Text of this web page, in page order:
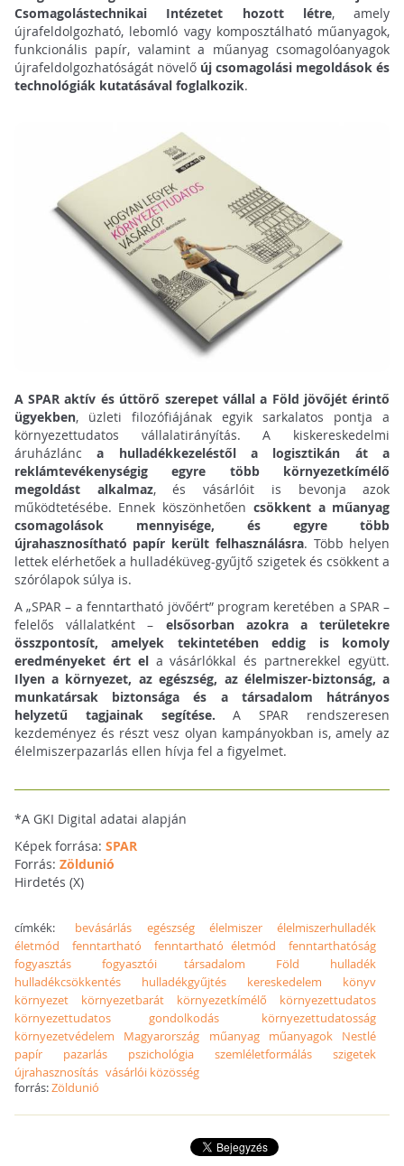
Csomagolástechnikai Intézetet hozott létre, amely
újrafeldolgozható, lebomló vagy komposztálható műanyagok,
funkcionális papír, valamint a műanyag csomagolóanyagok
újrafeldolgozhatóságát növelő új csomagolási megoldások és
technológiák kutatásával foglalkozik.
A SPAR aktív és úttörő szerepet vállal a Föld jövőjét érintő
ügyekben, üzleti filozófiájának egyik sarkalatos pontja a
környezettudatos vállalatirányítás. A kiskereskedelmi
áruházlánca hulladékkezeléstől a logisztikán át a
reklámtevékenységig egyre több környezetkímélő
megoldást alkalmaz, és vásárlóit is bevonja azok
működtetésébe. Ennek köszönhetően csökkent a műanyag
csomagolások mennyisége, és egyre több
újrahasznosítható papír került felhasználásra. Több helyen
lettek elérhetőek a hulladéküveg-gyűjtő szigetek és csökkent a
szórólapok súlya is.
A „SPAR – a fenntartható jövőért” program keretében a SPAR –
felelős vállalatként – elsősorban azokra a területekre
összpontosít, amelyek tekintetében eddig is komoly
eredményeket ért ela vásárlókkal és partnerekkel együtt.
Ilyen a környezet, az egészség, az élelmiszer-biztonság, a
munkatársak biztonsága és a társadalom hátrányos
helyzetű tagjainak segítése. A SPAR rendszeresen
kezdeményez és részt vesz olyan kampányokban is, amely az
élelmiszerpazarlás ellen hívja fel a figyelmet.
*A GKI Digital adatai alapján
Képek forrása: SPAR
Forrás: Zöldunió
Hirdetés (X)
címkék: bevásárlás egészség élelmiszer
élelmiszerhulladék
életmód
fenntartható fenntartható életmód
fenntarthatóság
fogyasztás
fogyasztói társadalom Föld
hulladék
hulladékcsökkentés
hulladékgyűjtés kereskedelem
könyv
környezet
környezetbarát környezetkímélő
környezettudatos
környezettudatos gondolkodás
környezettudatosság
környezetvédelem
Magyarország műanyag műanyagok
Nestlé
papír
pazarlás pszichológia szemléletformálás
szigetek
újrahasznosítás vásárlói közösség
forrás:Zöldunió